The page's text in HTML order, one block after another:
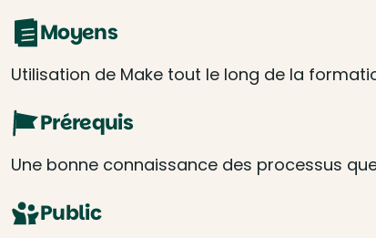
Moyens
Utilisation de Make tout le long de la
Prérequis
Une bonne connaissance des processus
Public